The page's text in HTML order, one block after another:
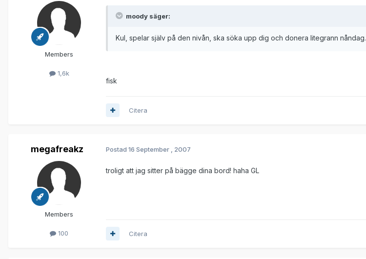
Members
1,6k
moody säger:
Kul, spelar själv på den nivån, ska söka upp dig och donera litegrann nåndag.
fisk
Citera
megafreakz
Members
100
Postad 16 September , 2007
troligt att jag sitter på bägge dina bord! haha GL
Citera